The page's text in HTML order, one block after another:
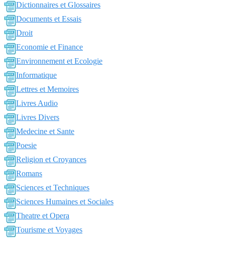
Dictionnaires et Glossaires
Documents et Essais
Droit
Economie et Finance
Environnement et Ecologie
Informatique
Lettres et Memoires
Livres Audio
Livres Divers
Medecine et Sante
Poesie
Religion et Croyances
Romans
Sciences et Techniques
Sciences Humaines et Sociales
Theatre et Opera
Tourisme et Voyages